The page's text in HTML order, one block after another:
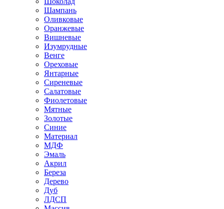
Шампань
Оливковые
Оранжевые
Вишневые
Изумрудные
Венге
Ореховые
Янтарные
Сиреневые
Салатовые
Фиолетовые
Мятные
Золотые
Синие
Материал
МДФ
Эмаль
Акрил
Береза
Дерево
Дуб
ЛДСП